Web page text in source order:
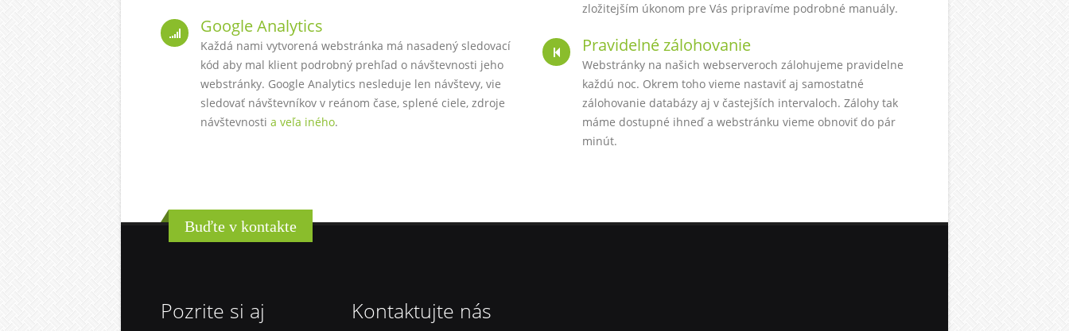
Google Analytics
Každá nami vytvorená webstránka má nasadený sledovací
kód aby mal klient podrobný prehľad o návštevnosti jeho
webstránky. Google Analytics nesleduje len návštevy, vie
sledovať návštevníkov v reánom čase, splené ciele, zdroje
návštevnosti a veľa iného.
zložitejším úkonom pre Vás pripravíme podrobné manuály.
Pravidelné zálohovanie
Webstránky na našich webserveroch zálohujeme pravidelne
každú noc. Okrem toho vieme nastaviť aj samostatné
zálohovanie databázy aj v častejších intervaloch. Zálohy tak
máme dostupné ihneď a webstránku vieme obnoviť do pár
minút.
Buďte v kontakte
Pozrite si aj Kontaktujte nás